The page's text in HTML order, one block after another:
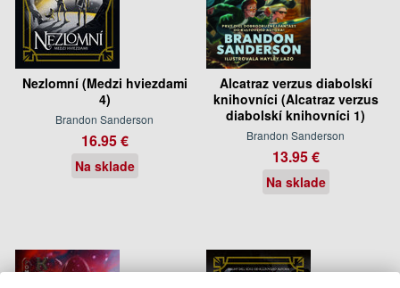
Nezlomní (Medzi hviezdami
4)
Brandon Sanderson
16.95 €
Na sklade
Alcatraz verzus diabolskí
knihovníci (Alcatraz verzus
diabolskí knihovníci 1)
Brandon Sanderson
13.95 €
Na sklade